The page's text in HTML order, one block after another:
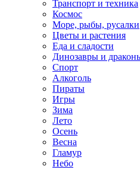
Транспорт и техника
Космос
Море, рыбы, русалки
Цветы и растения
Еда и сладости
Динозавры и
Спорт
Алкоголь
Пираты
Игры
Зима
Лето
Осень
Весна
Гламур
Небо